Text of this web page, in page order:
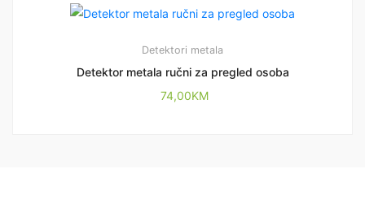
Detektori metala
Detektor metala ručni za pregled osoba
74,00KM